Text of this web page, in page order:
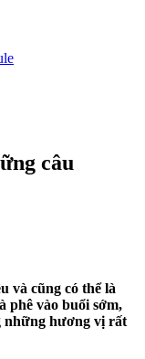
câu
và cũng có thể là
phê vào buổi sớm,
những hương vị rất